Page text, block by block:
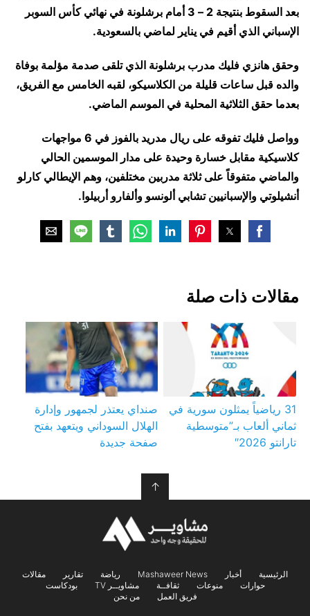
بعد السقوط بنتيجة 2 – 3 أمام برشلونة في نهائي كأس السوبر
الإسباني الذي أقيم في يناير لماضي بالسعودية.
وحقق هانزي فليك مدرب برشلونة الذي تلقى صدمة مؤلمة بوفاة
والده قبل ساعات قليلة من الكلاسيكو، لقبه الخامس مع الفريق،
بعدما حقق الثلاثية المحلية في الموسم الماضي.
وواصل فليك تفوقه على ريال مدريد بالفوز في 6 مواجهات
كلاسيكية مقابل خسارة وحيدة على مدار الموسمين الحالي
والماضي متفوقاً على ثلاثة مدربين مختلفين، وهم الإيطالي كارلو
أنشيلوتي والإسبانيين تشابي ألونسو وألفارو أربيلوا.
مقالات ذات صلة
31 رياضياً يمثلون سورية في
ثماني ألعاب بـ”متوسطية
تارانتو 2026″
صنداي يعتذر لجمهور وإدارة
الهلال السوداني ويتعهد بفتح
صفحة جديدة
↑
الرئيسية أخبار Mashaweer News رياضة تقارير
مقالات
حوارات
منوعات ثقافــة مشاويــر TV
بودكاست
فريق العمل
من نحن